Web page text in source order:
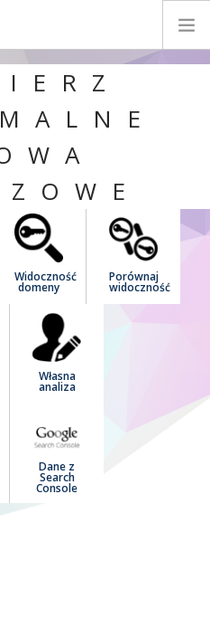
Widoczność
domeny
Porównaj
widoczność
Własna
analiza
Dane z
Search
Console